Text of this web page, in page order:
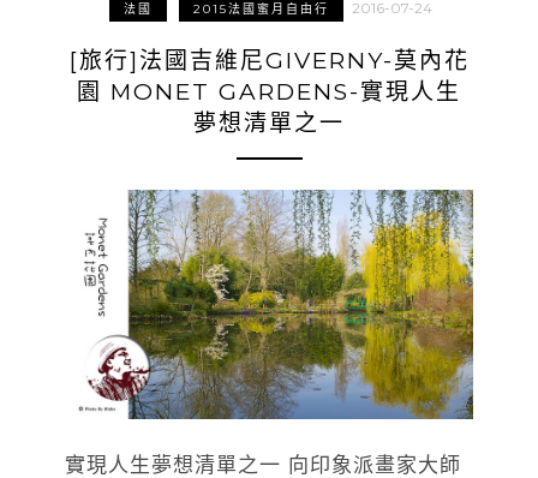
法國 2015法國蜜月自由行 2016-07-24
[旅行]法國吉維尼GIVERNY-莫內花
園 MONET GARDENS-實現人生
夢想清單之一
實現人生夢想清單之一 向印象派畫家大師